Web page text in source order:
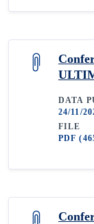
DATA
24/11/
FILE
PDF